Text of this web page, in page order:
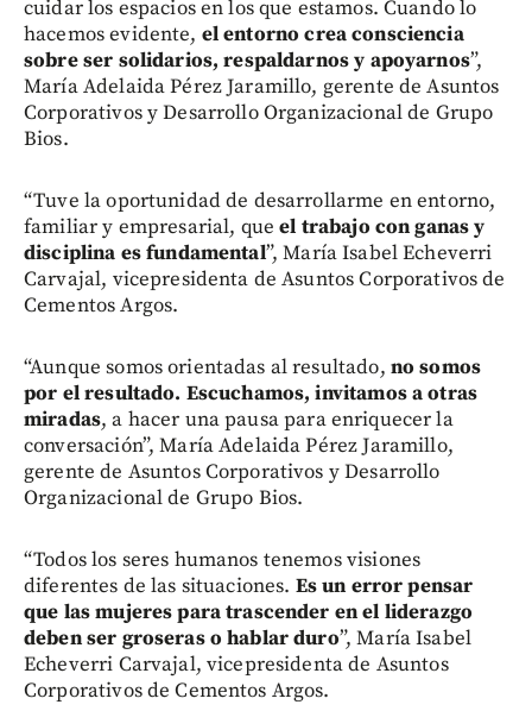
cuidar los espacios en los que estamos. Cuando lo
hacemos evidente, el entorno crea consciencia
sobre ser solidarios, respaldarnos y apoyarnos”,
María Adelaida Pérez Jaramillo, gerente de Asuntos
Corporativos y Desarrollo Organizacional de Grupo
Bios.
“Tuve la oportunidad de desarrollarme en entorno,
familiar y empresarial, queel trabajo con ganas y
disciplina es fundamental”, María Isabel Echeverri
Carvajal, vicepresidenta de Asuntos Corporativos de
Cementos Argos.
“Aunque somos orientadas al resultado, no somos
por el resultado. Escuchamos, invitamos a otras
miradas, a hacer una pausa para enriquecer la
conversación”, María Adelaida Pérez Jaramillo,
gerente de Asuntos Corporativos y Desarrollo
Organizacional de Grupo Bios.
“Todos los seres humanos tenemos visiones
diferentes de las situaciones. Es un error pensar
que las mujeres para trascender en el liderazgo
deben ser groseras o hablar duro”, María Isabel
Echeverri Carvajal, vicepresidenta de Asuntos
Corporativos de Cementos Argos.